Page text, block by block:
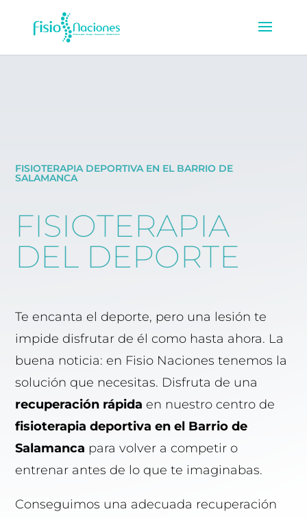
FISIOTERAPIA DEPORTIVA EN EL BARRIO DE
SALAMANCA
FISIOTERAPIA
DEL DEPORTE
Te encanta el deporte, pero una lesión te
impide disfrutar de él como hasta ahora. La
buena noticia: en Fisio Naciones tenemos la
solución que necesitas. Disfruta de una
recuperación rápida en nuestro centro de
fisioterapia deportiva en el Barrio de
Salamanca para volver a competir o
entrenar antes de lo que te imaginabas.
Conseguimos una adecuada recuperación